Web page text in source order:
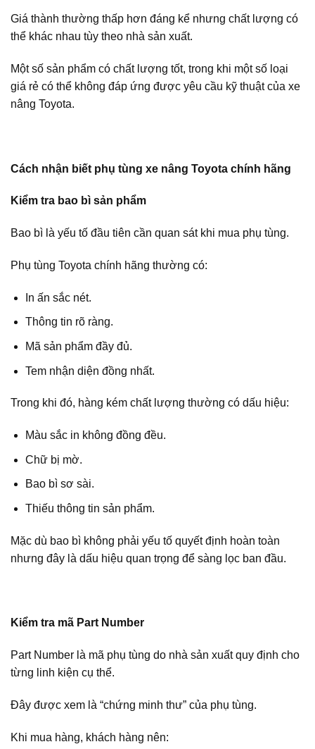
Giá thành thường thấp hơn đáng kể nhưng chất lượng có
thể khác nhau tùy theo nhà sản xuất.
Một số sản phẩm có chất lượng tốt, trong khi một số loại
giá rẻ có thể không đáp ứng được yêu cầu kỹ thuật của xe
nâng Toyota.
Cách nhận biết phụ tùng xe nâng Toyota chính hãng
Kiểm tra bao bì sản phẩm
Bao bì là yếu tố đầu tiên cần quan sát khi mua phụ tùng.
Phụ tùng Toyota chính hãng thường có:
In ấn sắc nét.
Thông tin rõ ràng.
Mã sản phẩm đầy đủ.
Tem nhận diện đồng nhất.
Trong khi đó, hàng kém chất lượng thường có dấu hiệu:
Màu sắc in không đồng đều.
Chữ bị mờ.
Bao bì sơ sài.
Thiếu thông tin sản phẩm.
Mặc dù bao bì không phải yếu tố quyết định hoàn toàn
nhưng đây là dấu hiệu quan trọng để sàng lọc ban đầu.
Kiểm tra mã Part Number
Part Number là mã phụ tùng do nhà sản xuất quy định cho
từng linh kiện cụ thể.
Đây được xem là “chứng minh thư” của phụ tùng.
Khi mua hàng, khách hàng nên: